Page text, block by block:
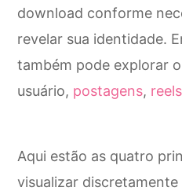
download conforme
revelar sua identidade.
também pode explorar
usuário, postagens, reels
Aqui estão as quatro
visualizar discretamente